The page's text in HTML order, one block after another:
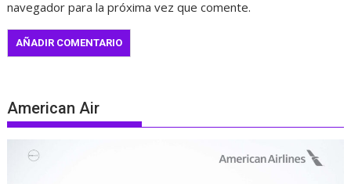
navegador para la próxima vez que comente.
American Air